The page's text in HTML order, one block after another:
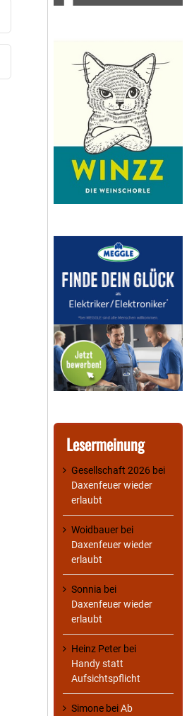
Lesermeinung
Gesellschaft 2026 bei
Daxenfeuer wieder
erlaubt
Woidbauer bei
Daxenfeuer wieder
erlaubt
Sonnia bei
Daxenfeuer wieder
erlaubt
Heinz Peter bei
Handy statt
Aufsichtspflicht
Simone beiAb